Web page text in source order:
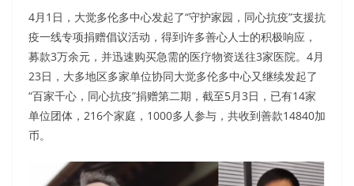
4月1日，大觉多伦多中心发起了“守护家园，同心抗疫”支援抗
疫一线专项捐赠倡议活动，得到许多善心人士的积极响应，
募款3万余元，并迅速购买急需的医疗物资送往3家医院。4月
23日，大多地区多家单位协同大觉多伦多中心又继续发起了
“百家千心，同心抗疫”捐赠第二期，截至5月3日，已有14家
单位团体，216个家庭，1000多人参与，共收到善款14840加
币。